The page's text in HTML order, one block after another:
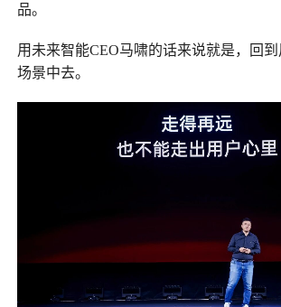
品。
用未来智能CEO马啸的话来说就是，回
场景中去。